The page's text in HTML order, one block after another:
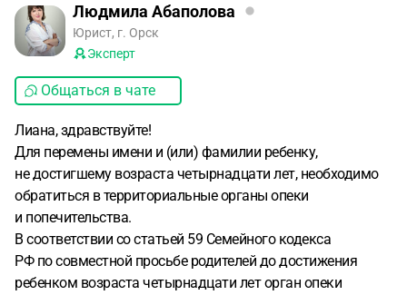
Людмила Абаполова
Юрист, г. Орск
Эксперт
Общаться в чате
Лиана, здравствуйте!
Для перемены имени и (или) фамилии ребенку,
не достигшему возраста четырнадцати лет, необходимо
обратиться в территориальные органы опеки
и попечительства.
В соответствии со статьей 59 Семейного кодекса
РФ по совместной просьбе родителей до достижения
ребенком возраста четырнадцати лет орган опеки